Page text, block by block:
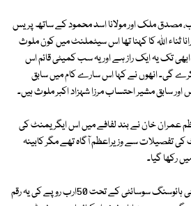
مصدق ملک اور مولانا اسد محمود کے ساتھ پریس
اللہ کا کہنا تھا اس سیٹملنٹ میں کون ملوث
تک یہ ایک راز ہے اور یہ سب کمیٹی قائم اس
گی۔ انھوں نے کہا اس سارے کام میں سابق
سابق مشیر احتساب مرزا شہزاد اکبر ملوث ہیں۔
عمران خان نے بند لفافے میں اس ایگریمنٹ کی
کی تفصیلات سے وزیراعظم آگاہ تھے مگر کابینہ
رکھا گیا۔
رانا ثناء اللہ خان نے کہا کہ ایک نجی ہائوسنگ سوسائٹی کے تحت 50ارب روپے کی یہ رقم